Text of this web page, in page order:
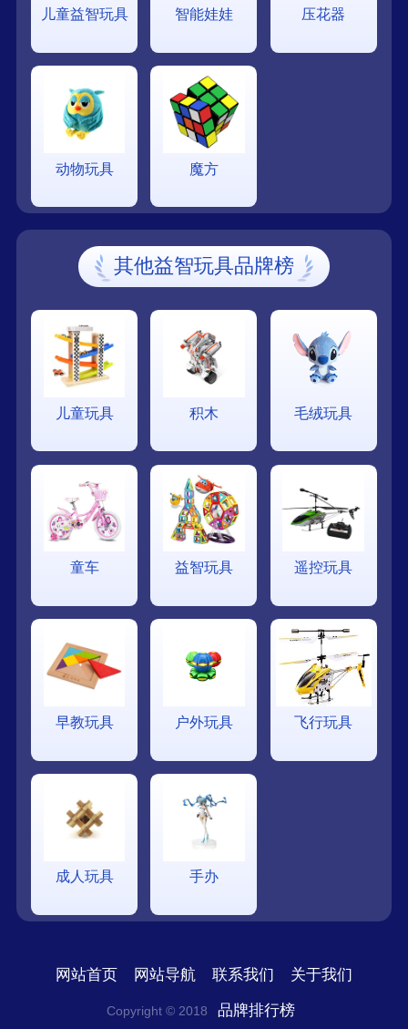
儿童益智玩具 智能娃娃 压花器
动物玩具 魔方
其他益智玩具品牌榜
儿童玩具 积木 毛绒玩具
童车 益智玩具 遥控玩具
早教玩具 户外玩具 飞行玩具
成人玩具 手办
网站首页 网站导航 联系我们 关于我们
Copyright © 2018 品牌排行榜